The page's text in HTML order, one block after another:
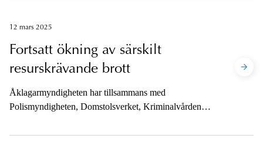
12 mars 2025
Fortsatt ökning av särskilt
resurskrävande brott
Åklagarmyndigheten har tillsammans med
Polismyndigheten, Domstolsverket, Kriminalvården
fram prognoser över framtida verksamhetsvolymer i